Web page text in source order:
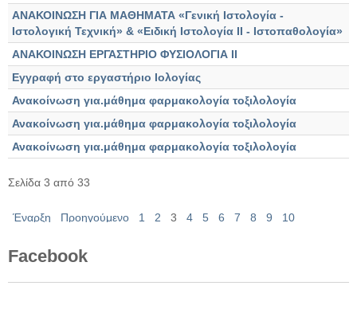
ΑΝΑΚΟΙΝΩΣΗ ΓΙΑ ΜΑΘΗΜΑΤΑ «Γενική Ιστολογία -
Ιστολογική Τεχνική» & «Ειδική Ιστολογία ΙΙ - Ιστοπαθολογία»
ΑΝΑΚΟΙΝΩΣΗ ΕΡΓΑΣΤΗΡΙΟ ΦΥΣΙΟΛΟΓΙΑ ΙΙ
Εγγραφή στο εργαστήριο Ιολογίας
Ανακοίνωση για.μάθημα φαρμακολογία τοξιλολογία
Ανακοίνωση για.μάθημα φαρμακολογία τοξιλολογία
Ανακοίνωση για.μάθημα φαρμακολογία τοξιλολογία
Σελίδα 3 από 33
Έναρξη Προηγούμενο 1 2 3 4 5 6 7 8 9 10
Επόμενο Τέλος
Facebook